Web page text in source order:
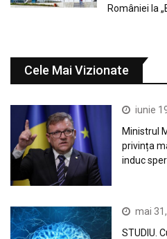
României la
Cele Mai Vizionate
iunie
Ministrul
privința
induc
mai
STUDIU.